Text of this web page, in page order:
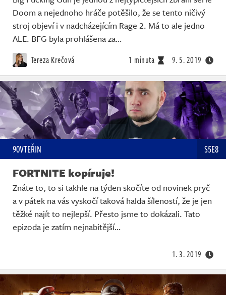
Doom a nejednoho hráče potěšilo, že se tento ničivý
stroj objeví i v nadcházejícím Rage 2. Má to ale jedno
ALE. BFG byla prohlášena za…
Tereza Krečová 1 minuta 9. 5. 2019
90VTEŘIN S5E8
FORTNITE kopíruje!
Znáte to, to si takhle na týden skočíte od novinek pryč
a v pátek na vás vyskočí taková halda šíleností, že je jen
těžké najít to nejlepší. Přesto jsme to dokázali. Tato
epizoda je zatím nejnabitější…
1. 3. 2019